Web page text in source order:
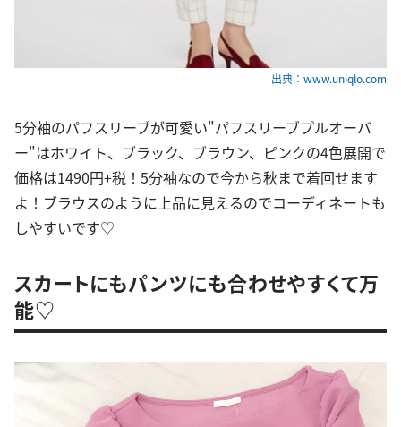
出典：www.uniqlo.com
5分袖のパフスリーブが可愛い"パフスリーブプルオーバ
ー"はホワイト、ブラック、ブラウン、ピンクの4色展開で
価格は1490円+税！5分袖なので今から秋まで着回せます
よ！ブラウスのように上品に見えるのでコーディネートも
しやすいです♡
スカートにもパンツにも合わせやすくて万
能♡